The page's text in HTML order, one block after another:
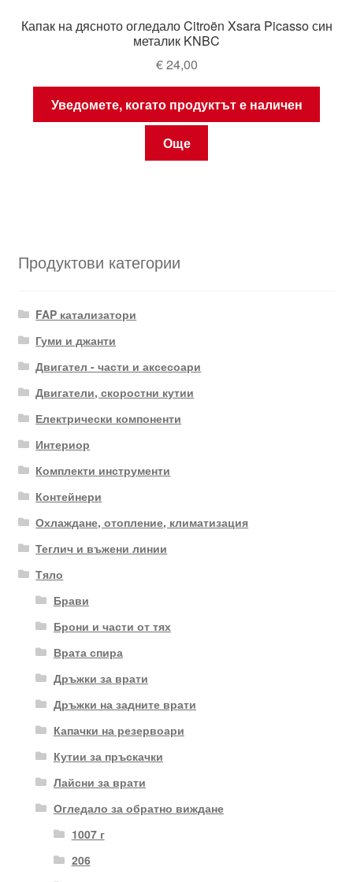
Капак на дясното огледало Citroën Xsara Picasso син
металик KNBC
€24,00
Уведомете, когато продуктът е наличен
Още
Продуктови категории
FAP катализатори
Гуми и джанти
Двигател - части и аксесоари
Двигатели, скоростни кутии
Електрически компоненти
Интериор
Комплекти инструменти
Контейнери
Охлаждане, отопление, климатизация
Теглич и въжени линии
Тяло
Брави
Брони и части от тях
Врата спира
Дръжки за врати
Дръжки на задните врати
Капачки на резервоари
Кутии за пръскачки
Лайсни за врати
Огледало за обратно виждане
1007 г
206